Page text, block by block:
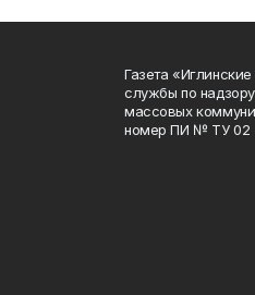
Газета
службы по
массовых
номер ПИ № ТУ 02 -